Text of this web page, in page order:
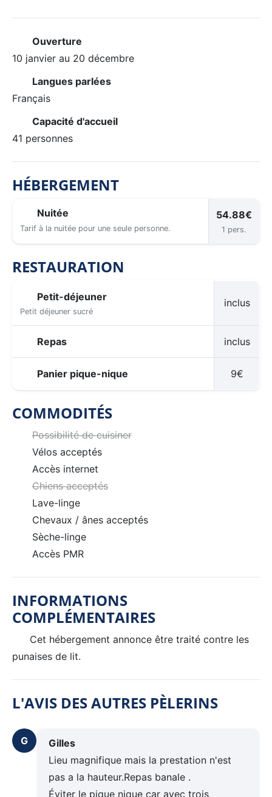
Ouverture
10 janvier au 20 décembre
Langues parlées
Français
Capacité d'accueil
41 personnes
HÉBERGEMENT
Nuitée
Tarif à la nuitée pour une seule personne.
54.88€
1 pers.
RESTAURATION
Petit-déjeuner
Petit déjeuner sucré
inclus
Repas inclus
Panier pique-nique 9€
COMMODITÉS
Possibilité de cuisiner
Vélos acceptés
Accès internet
Chiens acceptés
Lave-linge
Chevaux / ânes acceptés
Sèche-linge
Accès PMR
INFORMATIONS
COMPLÉMENTAIRES
Cet hébergement annonce être traité contre les
punaises de lit.
L'AVIS DES AUTRES PÈLERINS
G
Gilles
Lieu magnifique mais la prestation n'est
pas a la hauteur.Repas banale .
Éviter le pique nique car avec trois